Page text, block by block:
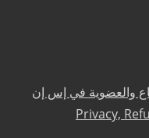
والعضوية في إس إن
Privacy,